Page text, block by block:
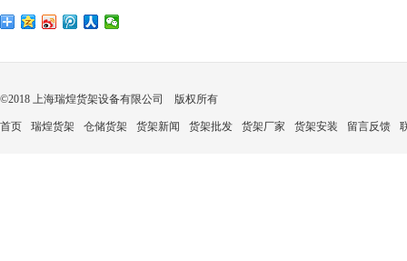
©2018 上海瑞煌货架设备有限公司 版权所有
首页 瑞煌货架 仓储货架 货架新闻 货架批发 货架厂家 货架安装 留言反馈